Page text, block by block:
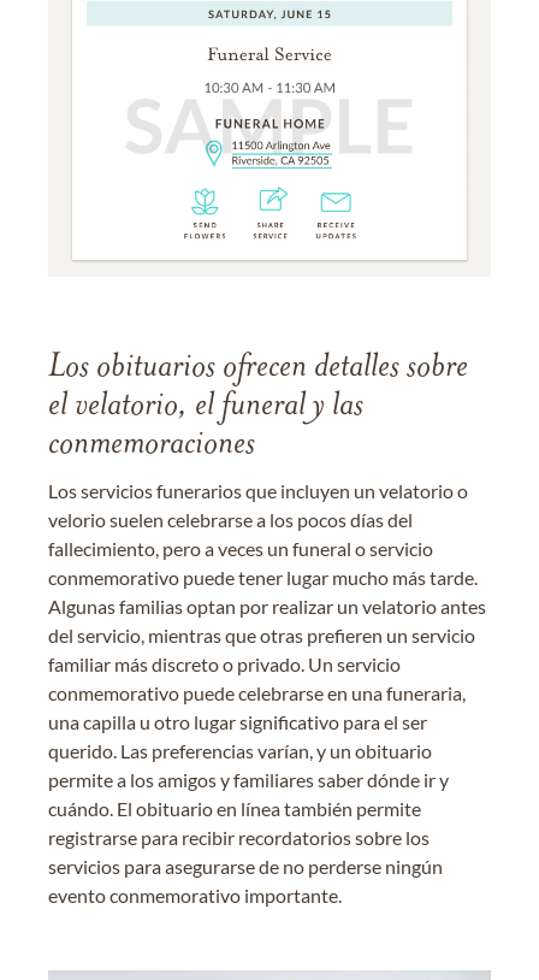
Los obituarios ofrecen detalles sobre
el velatorio, el funeral y las
conmemoraciones
Los servicios funerarios que incluyen un velatorio o
velorio suelen celebrarse a los pocos días del
fallecimiento, pero a veces un funeral o servicio
conmemorativo puede tener lugar mucho más tarde.
Algunas familias optan por realizar un velatorio antes
del servicio, mientras que otras prefieren un servicio
familiar más discreto o privado. Un servicio
conmemorativo puede celebrarse en una funeraria,
una capilla u otro lugar significativo para el ser
querido. Las preferencias varían, y un obituario
permite a los amigos y familiares saber dónde ir y
cuándo. El obituario en línea también permite
registrarse para recibir recordatorios sobre los
servicios para asegurarse de no perderse ningún
evento conmemorativo importante.